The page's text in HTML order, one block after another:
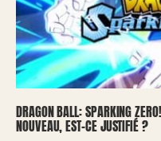
DRAGON BALL: SPARKING
NOUVEAU, EST-CE JUSTIFIÉ ?